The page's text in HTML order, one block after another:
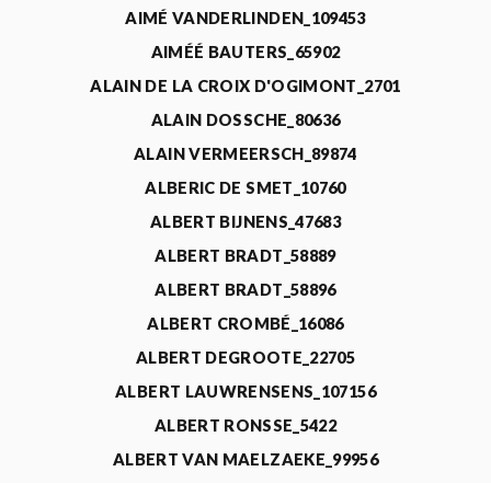
AIMÉ VANDERLINDEN_109453
AIMÉÉ BAUTERS_65902
ALAIN DE LA CROIX D'OGIMONT_2701
ALAIN DOSSCHE_80636
ALAIN VERMEERSCH_89874
ALBERIC DE SMET_10760
ALBERT BIJNENS_47683
ALBERT BRADT_58889
ALBERT BRADT_58896
ALBERT CROMBÉ_16086
ALBERT DEGROOTE_22705
ALBERT LAUWRENSENS_107156
ALBERT RONSSE_5422
ALBERT VAN MAELZAEKE_99956